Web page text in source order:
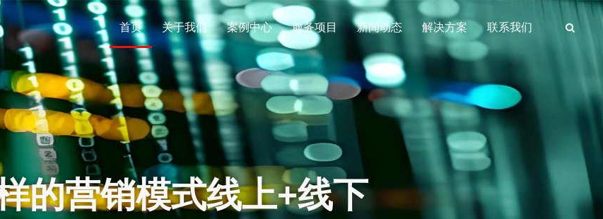
首页 关于我们 案例中心 服务项目 新闻动态 解决方案 联系我们
的营销模式线上+线下